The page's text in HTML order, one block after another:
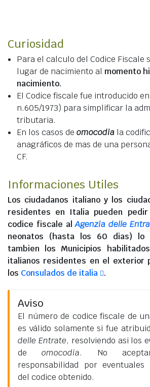
Curiosidad
Para el calculo del Codice Fiscale
lugar de nacimiento al momento
nacimiento.
El Codice fiscale fue introducido en
n.605/1973) para simplificar la
tributaria.
En los casos de omocodia la
anagráficos de mas de una
CF.
Informaciones Utiles
Los ciudadanos italianoy los
residentes en Italia pueden
codice fiscale alAgenzia delle
neonatos (hasta los 60 dias) lo
tambien los Municipios
italianos residentes en el exterior
los Consulados de italia .
Aviso
El número de codice fiscale de
es válido solamente si fue
delle Entrate, resolviendo asi los
deomocodia. No
responsabilidad por eventuales
del codice obtenido.